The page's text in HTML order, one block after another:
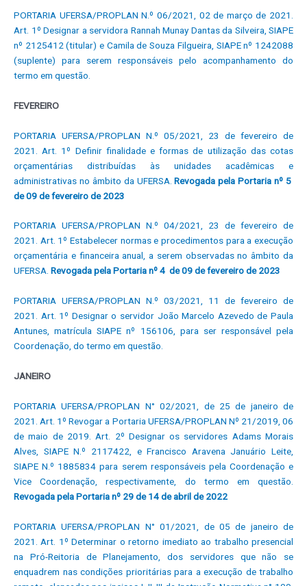
PORTARIA UFERSA/PROPLAN N.º 06/2021, 02 de março de 2021.
Art. 1º Designar a servidora Rannah Munay Dantas da Silveira, SIAPE
nº 2125412 (titular) e Camila de Souza Filgueira, SIAPE nº 1242088
(suplente) para serem responsáveis pelo acompanhamento do
termo em questão.
FEVEREIRO
PORTARIA UFERSA/PROPLAN N.º 05/2021, 23 de fevereiro de
2021. Art. 1º Definir finalidade e formas de utilização das cotas
orçamentárias distribuídas às unidades acadêmicas e
administrativas no âmbito da UFERSA.Revogada pela Portaria nº 5
de 09 de fevereiro de 2023
PORTARIA UFERSA/PROPLAN N.º 04/2021, 23 de fevereiro de
2021. Art. 1º Estabelecer normas e procedimentos para a execução
orçamentária e financeira anual, a serem observadas no âmbito da
UFERSA. Revogada pela Portaria nº 4 de 09 de fevereiro de 2023
PORTARIA UFERSA/PROPLAN N.º 03/2021, 11 de fevereiro de
2021. Art. 1º Designar o servidor João Marcelo Azevedo de Paula
Antunes, matrícula SIAPE nº 156106, para ser responsável pela
Coordenação, do termo em questão.
JANEIRO
PORTARIA UFERSA/PROPLAN N° 02/2021, de 25 de janeiro de
2021. Art. 1º Revogar a Portaria UFERSA/PROPLAN Nº 21/2019, 06
de maio de 2019. Art. 2º Designar os servidores Adams Morais
Alves, SIAPE N.º 2117422, e Francisco Aravena Januário Leite,
SIAPE N.º 1885834 para serem responsáveis pela Coordenação e
Vice Coordenação, respectivamente, do termo em questão.
Revogada pela Portaria nº 29 de 14 de abril de 2022
PORTARIA UFERSA/PROPLAN N° 01/2021, de 05 de janeiro de
2021. Art. 1º Determinar o retorno imediato ao trabalho presencial
na Pró-Reitoria de Planejamento, dos servidores que não se
enquadrem nas condições prioritárias para a execução de trabalho